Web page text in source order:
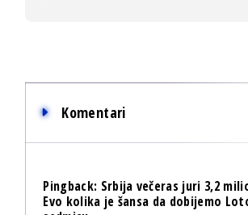
Komentari
Pingback: Srbija večeras juri 3,2
Evo kolika je šansa da dobijemo